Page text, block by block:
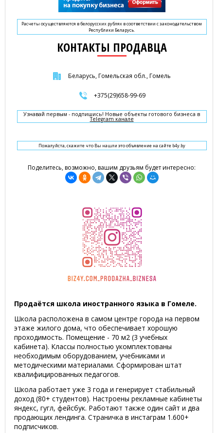
Расчеты осуществляются в белорусских рублях в соответствии с законодательством
Республики Беларусь.
КОНТАКТЫ ПРОДАВЦА
Беларусь, Гомельская обл., Гомель
+375(29)658-99-69
Узнавай первым - подпишись! Новые объекты готового бизнеса в
Telegram канале
Пожалуйста, скажите что Вы нашли это объявление на сайте b4y.by
Поделитесь, возможно, вашим друзьям будет интересно:
Продаётся школа иностранного языка в Гомеле.
Школа расположена в самом центре города на первом
этаже жилого дома, что обеспечивает хорошую
проходимость. Помещение - 70 м2 (3 учебных
кабинета). Классы полностью укомплектованы
необходимым оборудованием, учебниками и
методическими материалами. Сформирован штат
квалифицированных педагогов.
Школа работает уже 3 года и генерирует стабильный
доход (80+ студентов). Настроены рекламные кабинеты
яндекс, гугл, фейсбук. Работают также один сайт и два
продающих лендинга. Страничка в инстаграм 1.600+
подписчиков.